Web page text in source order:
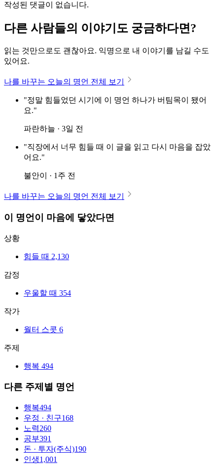
작성된 댓글이 없습니다.
다른 사람들의 이야기도 궁금하다면?
읽는 것만으로도 괜찮아요. 익명으로 내 이야기를 남길 수도
있어요.
나를 바꾸는 오늘의 명언 전체 보기
"정말 힘들었던 시기에 이 명언 하나가 버팀목이 됐어
요."
파란하늘 · 3일 전
"직장에서 너무 힘들 때 이 글을 읽고 다시 마음을 잡았
어요."
불안이 · 1주 전
나를 바꾸는 오늘의 명언 전체 보기
이 명언이 마음에 닿았다면
상황
힘들 때 2,130
감정
우울할 때 354
작가
월터 스콧 6
주제
행복 494
다른 주제별 명언
행복494
우정 · 친구168
노력260
공부391
돈 · 투자(주식)190
인생1,001